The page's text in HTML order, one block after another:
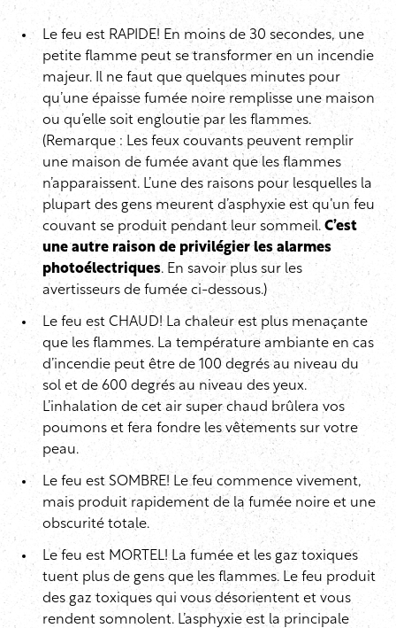
Le feu est RAPIDE! En moins de 30 secondes, une
petite flamme peut se transformer en un incendie
majeur. Il ne faut que quelques minutes pour
qu’une épaisse fumée noire remplisse une maison
ou qu’elle soit engloutie par les flammes.
(Remarque : Les feux couvants peuvent remplir
une maison de fumée avant que les flammes
n’apparaissent. L’une des raisons pour lesquelles la
plupart des gens meurent d’asphyxie est qu’un feu
couvant se produit pendant leur sommeil. C’est
une autre raison de privilégier les alarmes
photoélectriques. En savoir plus sur les
avertisseurs de fumée ci-dessous.)
Le feu est CHAUD! La chaleur est plus menaçante
que les flammes. La température ambiante en cas
d’incendie peut être de 100 degrés au niveau du
sol et de 600 degrés au niveau des yeux.
L’inhalation de cet air super chaud brûlera vos
poumons et fera fondre les vêtements sur votre
peau.
Le feu est SOMBRE! Le feu commence vivement,
mais produit rapidement de la fumée noire et une
obscurité totale.
Le feu est MORTEL! La fumée et les gaz toxiques
tuent plus de gens que les flammes. Le feu produit
des gaz toxiques qui vous désorientent et vous
rendent somnolent. L’asphyxie est la principale